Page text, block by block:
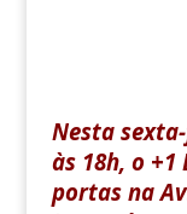
Nesta
às 18h, o
portas na